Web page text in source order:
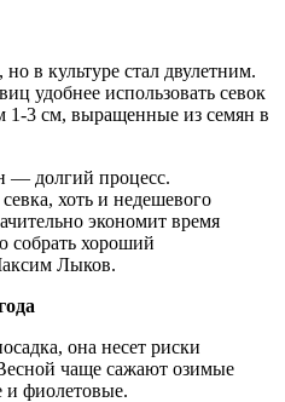
в культуре стал двулетним.
удобнее использовать севок
3 см, выращенные из семян в
хоть и недешевого
экономит время
собрать хороший
Лыков.
она несет риски
чаще сажают озимые
и фиолетовые.